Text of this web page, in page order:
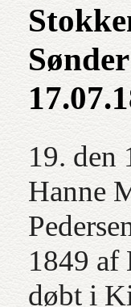
19. den
Hanne
1849
døbt i